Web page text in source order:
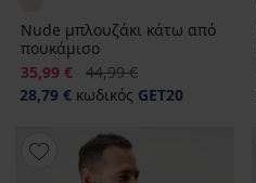
Nude μπλουζάκι κάτω από
πουκάμισο
Έκπτωση
35,99 € Αρχική τιμή
44,99 €
28,79 € κωδικός GET20